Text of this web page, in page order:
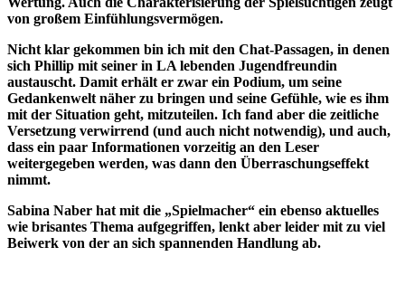
von großem Einfühlungsvermögen.
Nicht klar gekommen bin ich mit den Chat-Passagen, in denen
sich Phillip mit seiner in LA lebenden Jugendfreundin
austauscht. Damit erhält er zwar ein Podium, um seine
Gedankenwelt näher zu bringen und seine Gefühle, wie es ihm
mit der Situation geht, mitzuteilen. Ich fand aber die zeitliche
Versetzung verwirrend (und auch nicht notwendig), und auch,
dass ein paar Informationen vorzeitig an den Leser
weitergegeben werden, was dann den Überraschungseffekt
nimmt.
Sabina Naber hat mit die „Spielmacher“ ein ebenso aktuelles
wie brisantes Thema aufgegriffen, lenkt aber leider mit zu viel
Beiwerk von der an sich spannenden Handlung ab.